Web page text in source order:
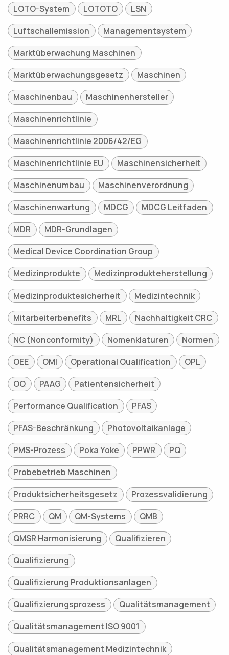
LOTO-System LOTOTO
LSN
Luftschallemission
Managementsystem
Marktüberwachung Maschinen
Marktüberwachungsgesetz
Maschinen
Maschinenbau
Maschinenhersteller
Maschinenrichtlinie
Maschinenrichtlinie 2006/42/EG
Maschinenrichtlinie EU
Maschinensicherheit
Maschinenumbau
Maschinenverordnung
Maschinenwartung
MDCG
MDCG Leitfaden
MDR
MDR-Grundlagen
Medical Device Coordination Group
Medizinprodukte
Medizinprodukteherstellung
Medizinproduktesicherheit
Medizintechnik
Mitarbeiterbenefits
MRL
Nachhaltigkeit CRC
NC (Nonconformity)
Nomenklaturen
Normen
OEE
OMI Operational Qualification
OPL
OQ
PAAG
Patientensicherheit
Performance Qualification
PFAS
PFAS-Beschränkung
Photovoltaikanlage
PMS-Prozess
Poka Yoke PPWR
PQ
Probebetrieb Maschinen
Produktsicherheitsgesetz
Prozessvalidierung
PRRC
QM QM-Systems
QMB
QMSR Harmonisierung
Qualifizieren
Qualifizierung
Qualifizierung Produktionsanlagen
Qualifizierungsprozess
Qualitätsmanagement
Qualitätsmanagement ISO 9001
Qualitätsmanagement Medizintechnik